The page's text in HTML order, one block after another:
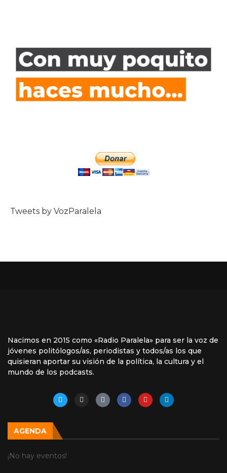
Tweets by VozParalela
Nacimos en 2015 como «Radio Paralela» para ser la voz de
jóvenes politólogos/as, periodistas y todos/as los que
quisieran aportar su visión de la política, la cultura y el
mundo de los podcasts.
AGENDA
¡No hay eventos!